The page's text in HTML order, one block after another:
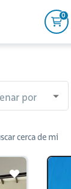
0
por
cerca de mi